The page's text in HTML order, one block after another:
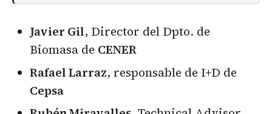
Javier Gil, Director del Dpto. de
Biomasa de CENER
Rafael Larraz, responsable de I+D de
Cepsa